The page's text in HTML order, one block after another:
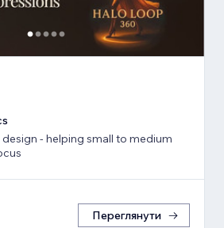
- helping small to medium
Переглянути